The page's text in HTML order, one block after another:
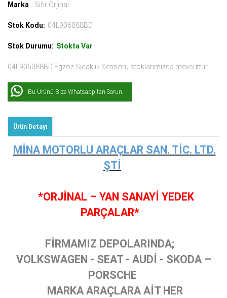
Marka : Sıfır Orjinal
Stok Kodu: 04L906088BD
Stok Durumu: Stokta Var
04L906088BD Egzoz Sıcaklık Sensörü stoklarımızda mevcuttur.
Bu Ürünü Bize Whatsapp'tan Sorun
Ürün Detayı
MİNA MOTORLU ARAÇLAR SAN. TİC. LTD.
ŞTİ
*ORJİNAL – YAN SANAYİ YEDEK
PARÇALAR*
FİRMAMIZ DEPOLARINDA;
VOLKSWAGEN - SEAT - AUDİ - SKODA –
PORSCHE
MARKA ARAÇLARA AİT HER